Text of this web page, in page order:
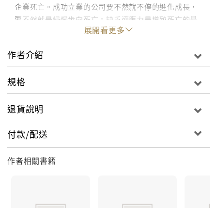
企業死亡。成功立業的公司要不然就不停的進化成長，
要不然就是慢慢步向死亡。缺乏適應力是導致死亡的最
大原因。行銷戰場不停的在進化和成熟，新版本的游擊
本性，這本書也不會遺棄它的基本原則。但是它會讓你
對於從初版發行之後到現在這一段時間裡，行銷戰場上
許許多多的變化略知一二。這就是戰爭！
本書的目的在提醒：
利基行銷同時是理論和行動。作者提供理論，讀者該採
取什麼行動呢？首先是去了解行銷到底是什麼，還有為
什麼游擊行銷能夠在全世界幫助這麼多的銀行帳戶增加
清楚的知道做為一個利基行銷戰士，你可用的選項有哪
展開看更多
作者介紹
規格
退貨說明
付款/配送
作者相關書籍